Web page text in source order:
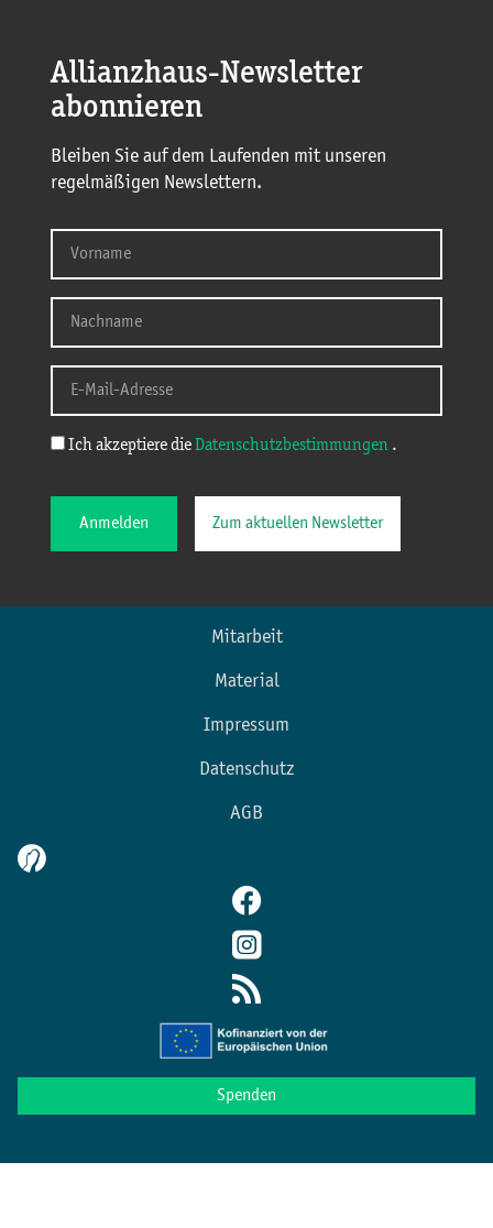
Allianzhaus-Newsletter
abonnieren
Bleiben Sie auf dem Laufenden mit unseren
regelmäßigen Newslettern.
Ich akzeptiere die Datenschutzbestimmungen .
Anmelden Zum aktuellen Newsletter
Mitarbeit
Material
Impressum
Datenschutz
AGB
Spenden